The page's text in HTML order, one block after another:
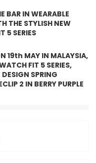
BAR IN WEARABLE
THE STYLISH NEW
5 SERIES
19th MAY IN MALAYSIA,
FIT 5 SERIES,
SPRING
2 IN BERRY PURPLE